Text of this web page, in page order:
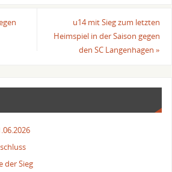
u14 mit Sieg zum letzten
Heimspiel in der Saison gegen
den SC Langenhagen»
der Sieg